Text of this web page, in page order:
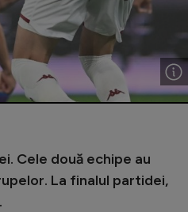
Cele două echipe au
La finalul partidei,